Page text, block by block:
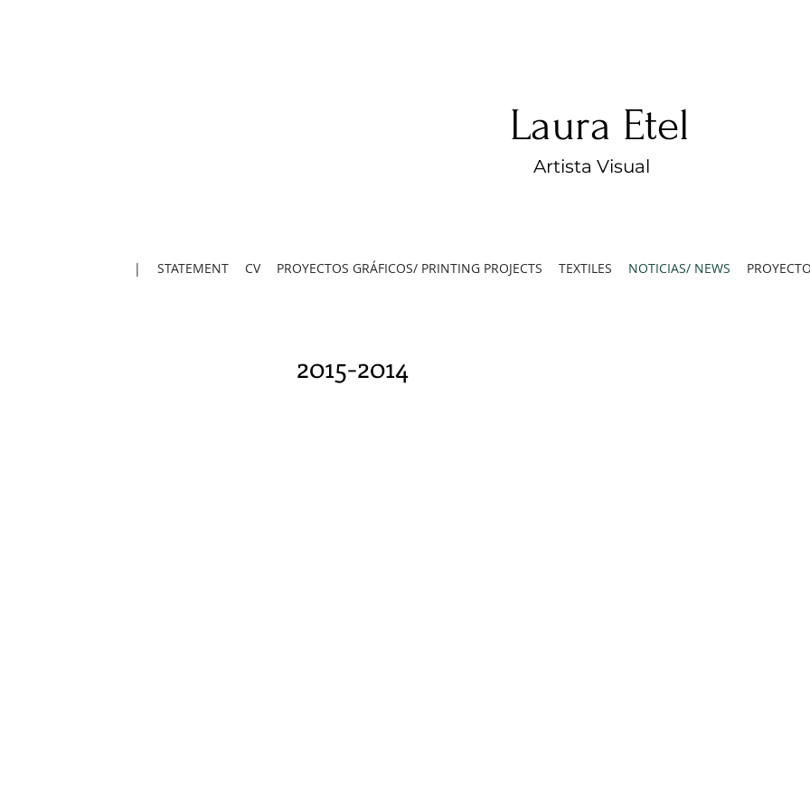
Laura Etel
Artista Visual
| STATEMENT CV PROYECTOS GRÁFICOS/ PRINTING PROJECTS TEXTILES NOTICIAS/ NEWS
2015-2014